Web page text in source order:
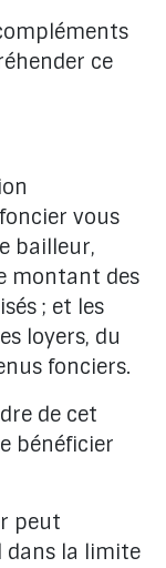
ce
vous
bailleur,
montant des
; et les
loyers, du
fonciers.
de cet
bénéficier
peut
dans la limite